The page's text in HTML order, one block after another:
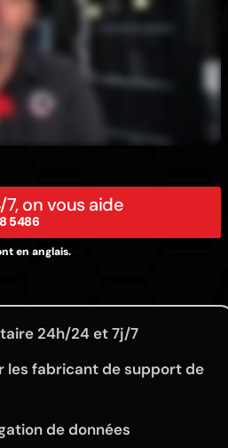
on vous aide
5486
en anglais.
24h/24 et 7j/7
les fabricant de support de
de données